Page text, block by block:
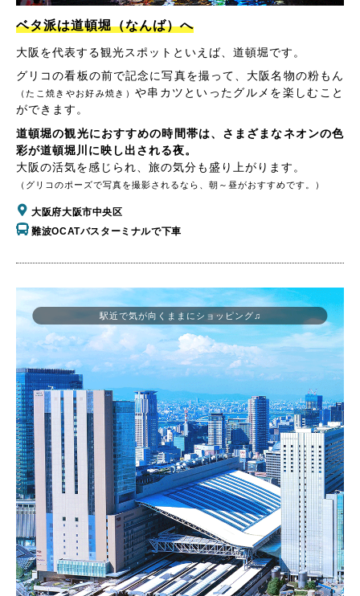
ベタ派は道頓堀（なんば）へ
大阪を代表する観光スポットといえば、道頓堀です。
グリコの看板の前で記念に写真を撮って、大阪名物の粉もん
（たこ焼きやお好み焼き） や串カツといったグルメを楽しむこと
ができます。
道頓堀の観光におすすめの時間帯は、さまざまなネオンの色
彩が道頓堀川に映し出される夜。
大阪の活気を感じられ、旅の気分も盛り上がります。
（グリコのポーズで写真を撮影されるなら、朝～昼がおすすめです。）
大阪府大阪市中央区
難波OCATバスターミナルで下車
駅近で気が向くままにショッピング♫